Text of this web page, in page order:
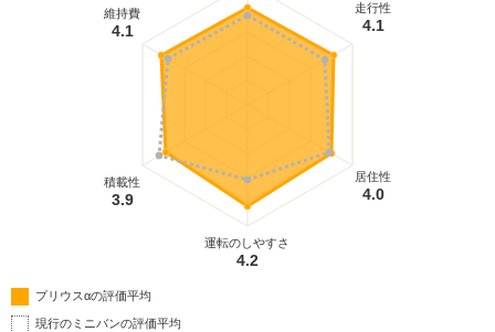
走行性
4.1
居住性
4.0
運転のしやすさ
4.2
積載性
3.9
維持費
4.1
プリウスαの評価平均
現行のミニバンの評価平均